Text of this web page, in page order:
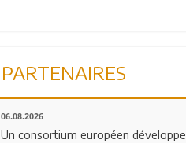
PARTENAIRES
06.08.2026
Un consortium européen développe